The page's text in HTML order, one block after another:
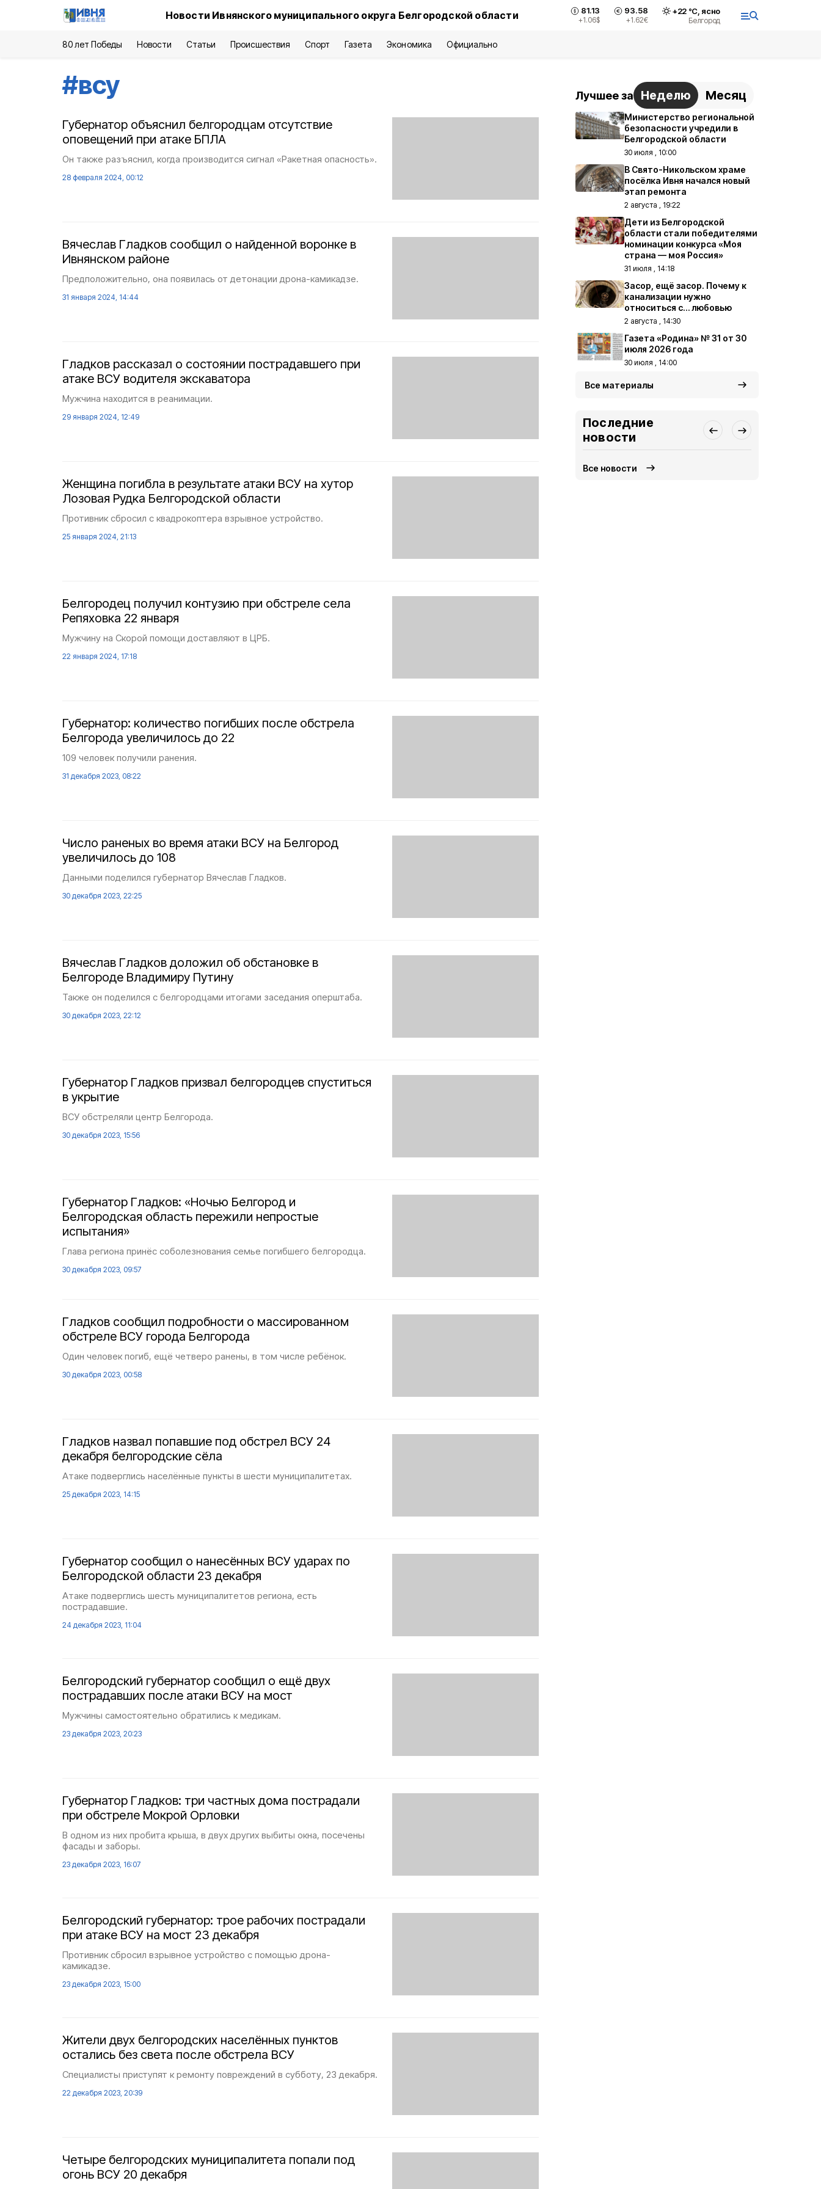
Новости Ивнянского муниципального округа Белгородской области 81.13
+1.06$
93.58
+1.62€
+22°С, ясно
Белгород
80 лет Победы Новости Статьи Происшествия Спорт Газета Экономика Официально
#всу
Губернатор объяснил белгородцам отсутствие
оповещений при атаке БПЛА
Он также разъяснил, когда производится сигнал «Ракетная опасность».
28 февраля 2024, 00:12
Вячеслав Гладков сообщил о найденной воронке в
Ивнянском районе
Предположительно, она появилась от детонации дрона-камикадзе.
31 января 2024, 14:44
Гладков рассказал о состоянии пострадавшего при
атаке ВСУ водителя экскаватора
Мужчина находится в реанимации.
29 января 2024, 12:49
Женщина погибла в результате атаки ВСУ на хутор
Лозовая Рудка Белгородской области
Противник сбросил с квадрокоптера взрывное устройство.
25 января 2024, 21:13
Белгородец получил контузию при обстреле села
Репяховка 22 января
Мужчину на Скорой помощи доставляют в ЦРБ.
22 января 2024, 17:18
Губернатор: количество погибших после обстрела
Белгорода увеличилось до 22
109 человек получили ранения.
31 декабря 2023, 08:22
Число раненых во время атаки ВСУ на Белгород
увеличилось до 108
Данными поделился губернатор Вячеслав Гладков.
30 декабря 2023, 22:25
Вячеслав Гладков доложил об обстановке в
Белгороде Владимиру Путину
Также он поделился с белгородцами итогами заседания оперштаба.
30 декабря 2023, 22:12
Губернатор Гладков призвал белгородцев спуститься
в укрытие
ВСУ обстреляли центр Белгорода.
30 декабря 2023, 15:56
Губернатор Гладков: «Ночью Белгород и
Белгородская область пережили непростые
испытания»
Глава региона принёс соболезнования семье погибшего белгородца.
30 декабря 2023, 09:57
Гладков сообщил подробности о массированном
обстреле ВСУ города Белгорода
Один человек погиб, ещё четверо ранены, в том числе ребёнок.
30 декабря 2023, 00:58
Гладков назвал попавшие под обстрел ВСУ 24
декабря белгородские сёла
Атаке подверглись населённые пункты в шести муниципалитетах.
25 декабря 2023, 14:15
Губернатор сообщил о нанесённых ВСУ ударах по
Белгородской области 23 декабря
Атаке подверглись шесть муниципалитетов региона, есть
пострадавшие.
24 декабря 2023, 11:04
Белгородский губернатор сообщил о ещё двух
пострадавших после атаки ВСУ на мост
Мужчины самостоятельно обратились к медикам.
23 декабря 2023, 20:23
Губернатор Гладков: три частных дома пострадали
при обстреле Мокрой Орловки
В одном из них пробита крыша, в двух других выбиты окна, посечены
фасады и заборы.
23 декабря 2023, 16:07
Белгородский губернатор: трое рабочих пострадали
при атаке ВСУ на мост 23 декабря
Противник сбросил взрывное устройство с помощью дрона-
камикадзе.
23 декабря 2023, 15:00
Жители двух белгородских населённых пунктов
остались без света после обстрела ВСУ
Специалисты приступят к ремонту повреждений в субботу, 23 декабря.
22 декабря 2023, 20:39
Четыре белгородских муниципалитета попали под
огонь ВСУ 20 декабря
Лучшее за Неделю Месяц
Министерство региональной
безопасности учредили в
Белгородской области
30 июля , 10:00
В Свято-Никольском храме
посёлка Ивня начался новый
этап ремонта
2 августа , 19:22
Дети из Белгородской
области стали победителями
номинации конкурса «Моя
страна — моя Россия»
31 июля , 14:18
Засор, ещё засор. Почему к
канализации нужно
относиться с… любовью
2 августа , 14:30
Газета «Родина» № 31 от 30
июля 2026 года
30 июля , 14:00
Все материалы
Последние
новости
Все новости